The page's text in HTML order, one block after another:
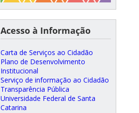
Acesso à Informação
Carta de Serviços ao Cidadão
Plano de Desenvolvimento
Institucional
Serviço de informação ao Cidadão
Transparência Pública
Universidade Federal de Santa
Catarina